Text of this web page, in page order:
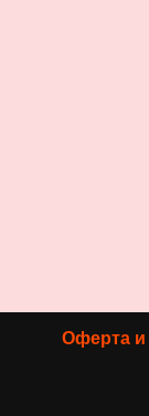
Оферта и